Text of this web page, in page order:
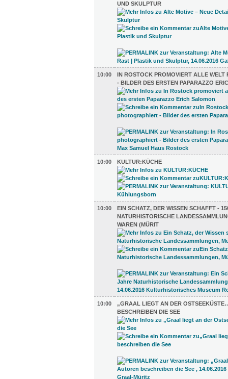
UND SKULPTUR
10:00
IN ROSTOCK PROMOVIERT ALLE WELT
- BILDER DES ERSTEN PAPARAZZO
10:00 KULTUR:KÜCHE
10:00
EIN SCHATZ, DER WISSEN SCHAFFT -
NATURHISTORISCHE
WAREN (MÜRIT
10:00
„GRAAL LIEGT AN DER
BESCHREIBEN DIE SEE